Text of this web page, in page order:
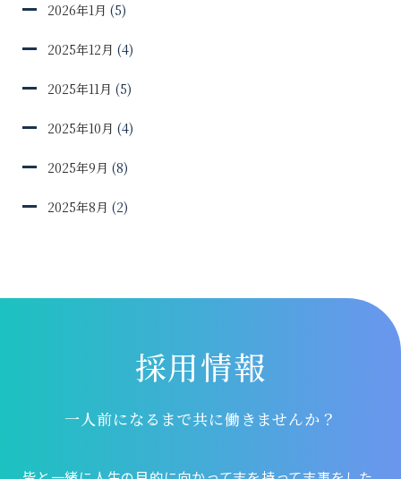
2026年1月 (5)
2025年12月 (4)
2025年11月 (5)
2025年10月 (4)
2025年9月 (8)
2025年8月 (2)
採用情報
一人前になるまで共に働きませんか？